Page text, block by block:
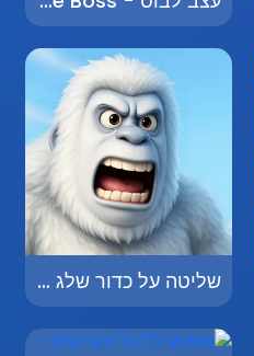
שליטה על כדור שלג - Snowball Control